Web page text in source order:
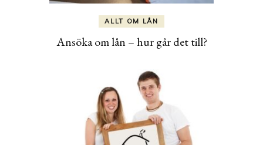
ALLT OM LÅN
Ansöka om lån – hur går det till?